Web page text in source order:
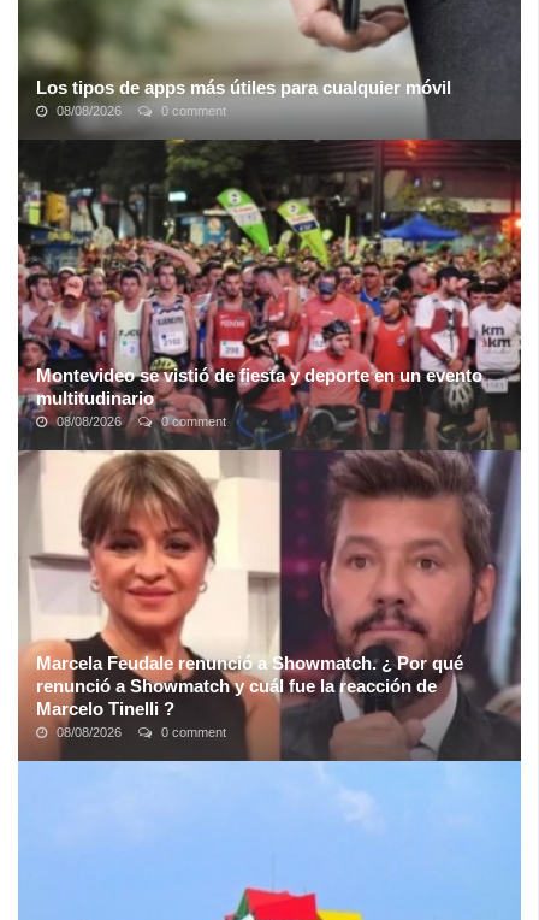
Los tipos de apps más útiles para cualquier móvil
08/08/2026 0 comment
Algunos tipos de apps son más funcionales que otros: de hecho,
muchas apps que descargamos en nuestro móvil acaban en el
cajón del olvido, y otras ni ...
Montevideo se vistió de fiesta y deporte en un evento
multitudinario
08/08/2026 0 comment
Luego de 2 años de ausencia, los amantes del deporte pudieron
dar rienda suelta a la alegría en una nueva edición de la clásica
Maratón Montevideo "; ...
Marcela Feudale renunció a Showmatch. ¿ Por qué
renunció a Showmatch y cuál fue la reacción de
Marcelo Tinelli ?
08/08/2026 0 comment
Marcela “La Enana” Feudale, histórica locutora de Showmatch, le